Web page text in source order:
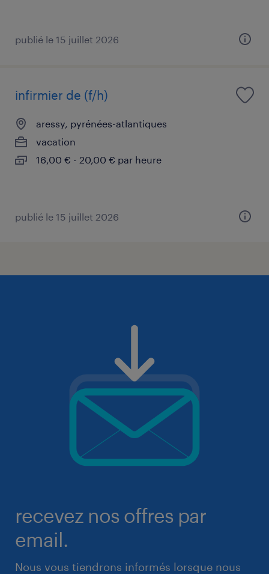
publié le 15 juillet 2026
infirmier de (f/h)
aressy, pyrénées-atlantiques
vacation
16,00 € - 20,00 € par heure
publié le 15 juillet 2026
recevez nos offres par
email.
Nous vous tiendrons informés lorsque nous